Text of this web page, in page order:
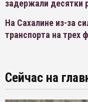
задержали десятки
На Сахалине из-за
транспорта на трех
Сейчас на